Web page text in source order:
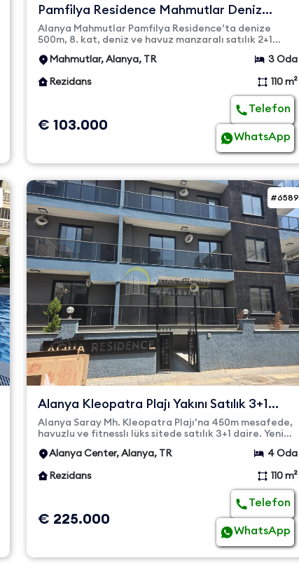
Pamfilya Residence Mahmutlar Deniz
Manzaralı Satılık 2+1 | 6...
Alanya Mahmutlar Pamfilya Residence’ta denize
500m, 8. kat, deniz ve havuz manzaralı satılık 2+1
Mahmutlar, Alanya, TR
3 Oda
Rezidans
110 m²
€ 103.000
Telefon
WhatsApp
#6589
Alanya Kleopatra Plajı Yakını Satılık 3+1
Lüks Daire | 110m²
Alanya Saray Mh. Kleopatra Plajı’na 450m mesafede,
havuzlu ve fitnesslı lüks sitede satılık 3+1 daire. Yeni
Alanya Center, Alanya, TR
4 Oda
Rezidans
110 m²
€ 225.000
Telefon
WhatsApp